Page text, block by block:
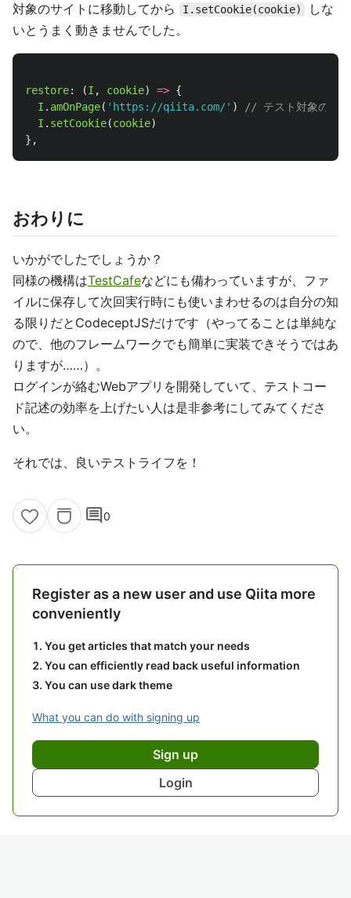
対象のサイトに移動してから
I.setCookie(cookie)
しな
いとうまく動きませんでした。
restore: (I , cookie) => {
I . amOnPage( ' https://qiita.com/' )
// テスト対象のサ
I . setCookie(cookie)
},
おわりに
いかがでしたでしょうか？
同様の機構はTestCafeなどにも備わっていますが、ファ
イルに保存して次回実行時にも使いまわせるのは自分の知
る限りだとCodeceptJSだけです（やってることは単純な
ので、他のフレームワークでも簡単に実装できそうではあ
りますが……）。
ログインが絡むWebアプリを開発していて、テストコー
ド記述の効率を上げたい人は是非参考にしてみてくださ
い。
それでは、良いテストライフを！
comment0
Register as a new user and use Qiita more
conveniently
You get articles that match your needs
You can efficiently read back useful information
You can use dark theme
What you can do with signing up
Sign up
Login